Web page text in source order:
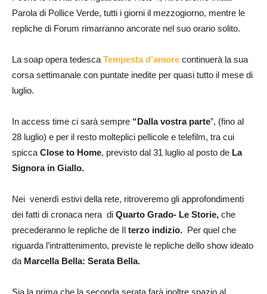
Parola di Pollice Verde, tutti i giorni il mezzogiorno, mentre le
repliche di Forum rimarranno ancorate nel suo orario solito.
La soap opera tedesca Tempesta d’amore continuerà la sua
corsa settimanale con puntate inedite per quasi tutto il mese di
luglio.
In access time ci sarà sempre “Dalla vostra parte”, (fino al
28 luglio) e per il resto molteplici pellicole e telefilm, tra cui
spicca Close to Home, previsto dal 31 luglio al posto de La
Signora in Giallo.
Nei venerdì estivi della rete, ritroveremo gli approfondimenti
dei fatti di cronaca nera di Quarto Grado- Le Storie, che
precederanno le repliche de Il terzo indizio. Per quel che
riguarda l’intrattenimento, previste le repliche dello show ideato
da Marcella Bella: Serata Bella.
Sia la prima che la seconda serata farà inoltre spazio al